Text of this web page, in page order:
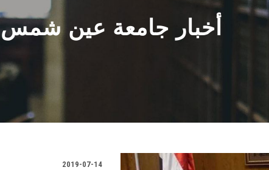
أخبار جامعة عين شمس
2019-07-14